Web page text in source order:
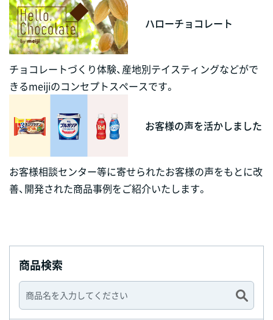
ハローチョコレート
チョコレートづくり体験、産地別テイスティングなどがで
きるmeijiのコンセプトスペースです。
お客様の声を活かしました
お客様相談センター等に寄せられたお客様の声をもとに改
善、開発された商品事例をご紹介いたします。
商品検索